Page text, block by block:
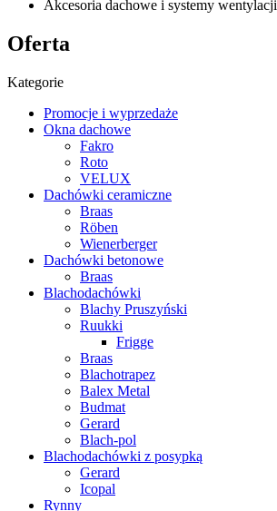
Akcesoria dachowe i systemy wentylacji
Oferta
Kategorie
Promocje i wyprzedaże
Okna dachowe
Fakro
Roto
VELUX
Dachówki ceramiczne
Braas
Röben
Wienerberger
Dachówki betonowe
Braas
Blachodachówki
Blachy Pruszyński
Ruukki
Frigge
Braas
Blachotrapez
Balex Metal
Budmat
Gerard
Blach-pol
Blachodachówki z posypką
Gerard
Icopal
Rynny